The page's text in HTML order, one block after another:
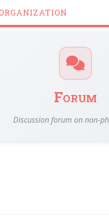
Forum
Discussion forum on non-